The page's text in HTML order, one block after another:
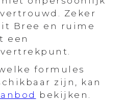
Zeker
Bree en ruime
een
formules
zijn, kan
bekijken.